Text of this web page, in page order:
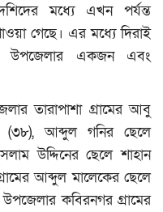
মধ্যে এখন পর্যন্ত
গেছে। এর মধ্যে দিরাই
উপজেলার একজন এবং
তারাপাশা গ্রামের আবু
(৩৮), আব্দুল গনির ছেলে
উদ্দিনের ছেলে শাহান
আব্দুল মালেকের ছেলে
কবিরনগর গ্রামের